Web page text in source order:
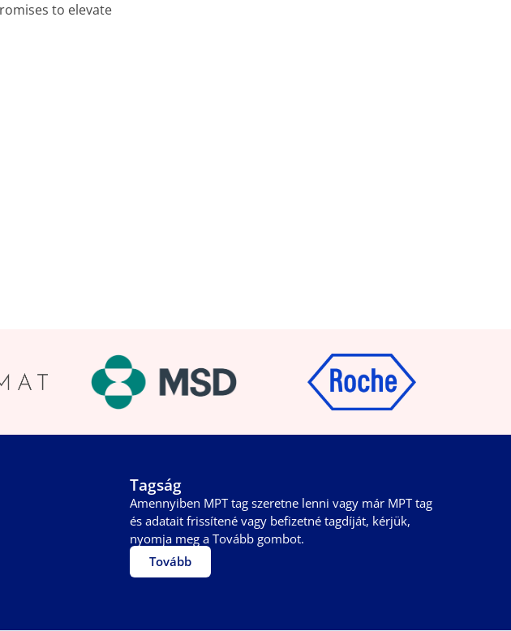
to elevate
Tagság
Amennyiben MPT tag szeretne lenni vagy már MPT tag
és adatait frissítené vagy befizetné tagdíját, kérjük,
nyomja meg a Tovább gombot.
Tovább